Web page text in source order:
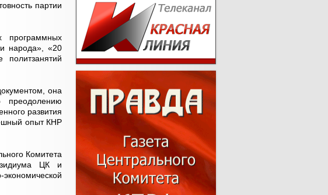
партии
программных
народа», «20
она
развития
опыт КНР
Комитета
ЦК и